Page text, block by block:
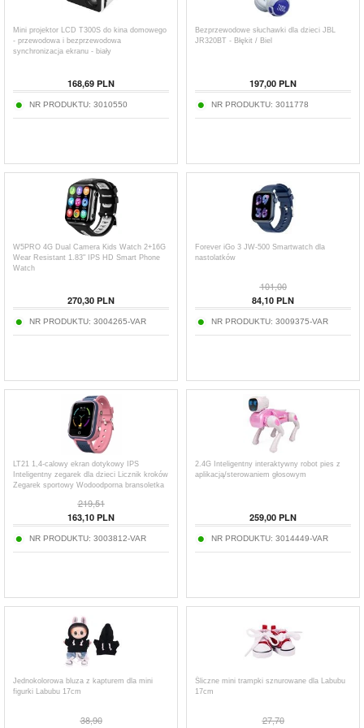
Mini projektor LCD T300S do kina domowego
- przewodowa i bezprzewodowa
synchronizacja ekranu - biały
168,69 PLN
NR PRODUKTU: 3010550
Bezprzewodowe słuchawki dla dzieci JBL
JR320BT - Błękit / Biel
197,00 PLN
NR PRODUKTU: 3011778
W5PRO 4G Dual Camera Kids Watch 2+16G
Wear Resistant 1.83" IPS HD Smart Phone
Watch
270,30 PLN
NR PRODUKTU: 3004265-VAR
Forever iGo 3 JW-500 Smartwatch dla
nastolatków
101,00
84,10 PLN
NR PRODUKTU: 3009375-VAR
LT21 1,4-calowy ekran dotykowy IPS
Inteligentny zegarek dla dzieci Licznik kroków
Zegarek sportowy Wodoodporna bransoletka
219,51
163,10 PLN
NR PRODUKTU: 3003812-VAR
2.4G Inteligentny interaktywny robot pies z
aplikacją/sterowaniem głosowym
259,00 PLN
NR PRODUKTU: 3014449-VAR
Jednokolorowa bluza z kapturem dla mini
figurki Labubu 17cm
38,90
Śliczne mini trampki sznurowane dla Labubu
17cm
27,70